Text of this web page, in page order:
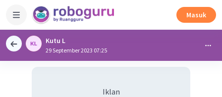
Masuk
Kutu L
29 September 2023 07:25
Iklan